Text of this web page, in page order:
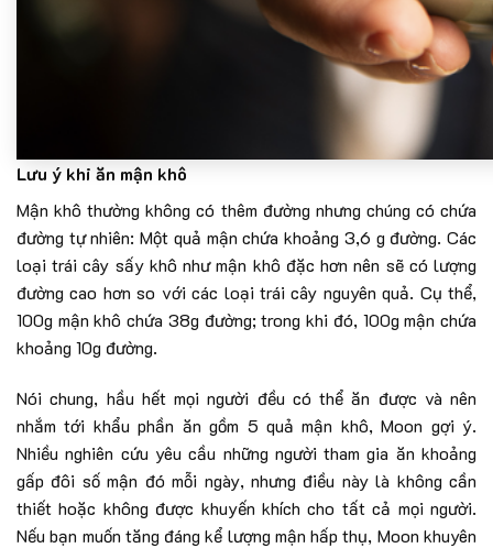
Lưu ý khi ăn mận khô
Mận khô thường không có thêm đường nhưng chúng có chứa
đường tự nhiên: Một quả mận chứa khoảng 3,6 g đường. Các
loại trái cây sấy khô như mận khô đặc hơn nên sẽ có lượng
đường cao hơn so với các loại trái cây nguyên quả. Cụ thể,
100g mận khô chứa 38g đường; trong khi đó, 100g mận chứa
khoảng 10g đường.
Nói chung, hầu hết mọi người đều có thể ăn được và nên
nhắm tới khẩu phần ăn gồm 5 quả mận khô, Moon gợi ý.
Nhiều nghiên cứu yêu cầu những người tham gia ăn khoảng
gấp đôi số mận đó mỗi ngày, nhưng điều này là không cần
thiết hoặc không được khuyến khích cho tất cả mọi người.
Nếu bạn muốn tăng đáng kể lượng mận hấp thụ, Moon khuyên